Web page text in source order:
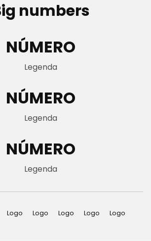
numbers
NÚMERO
Legenda
NÚMERO
Legenda
NÚMERO
Legenda
Logo Logo Logo Logo Logo